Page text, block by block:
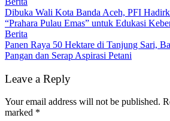
Dibuka Wali Kota Banda Aceh, PFI
“Prahara Pulau Emas” untuk Edukasi
Berita
Panen Raya 50 Hektare di Tanjung Sari,
Pangan dan Serap Aspirasi Petani
Leave a Reply
Your email address will not be published.
marked *